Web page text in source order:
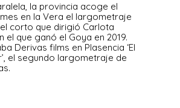
la provincia acoge el
en la Vera el largometraje
el corto que dirigió Carlota
el que ganó el Goya en 2019.
Derivas films en Plasencia ‘El
el segundo largometraje de